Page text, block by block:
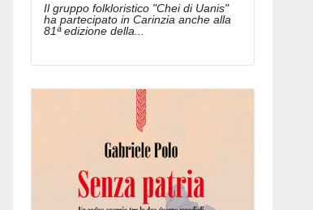
Il gruppo folkloristico "Chei di Uanis"
ha partecipato in Carinzia anche alla
81ª edizione della...